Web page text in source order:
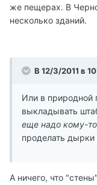
же пещерах. В
несколько зданий.
В 12/3/2011 в
Или в
выкладывать
еще надо кому-
проделать
А ничего, что